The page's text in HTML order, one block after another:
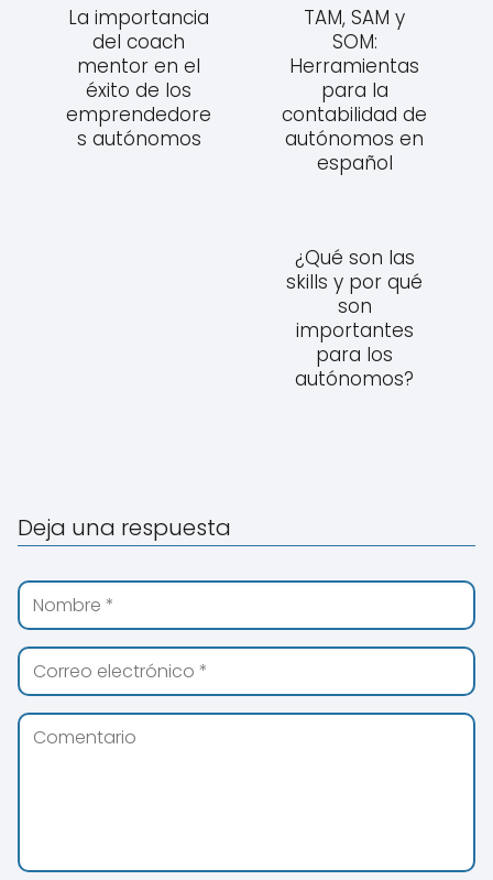
La importancia
del coach
mentor en el
éxito de los
emprendedore
s autónomos
TAM, SAM y
SOM:
Herramientas
para la
contabilidad de
autónomos en
español
¿Qué son las
skills y por qué
son
importantes
para los
autónomos?
Deja una respuesta